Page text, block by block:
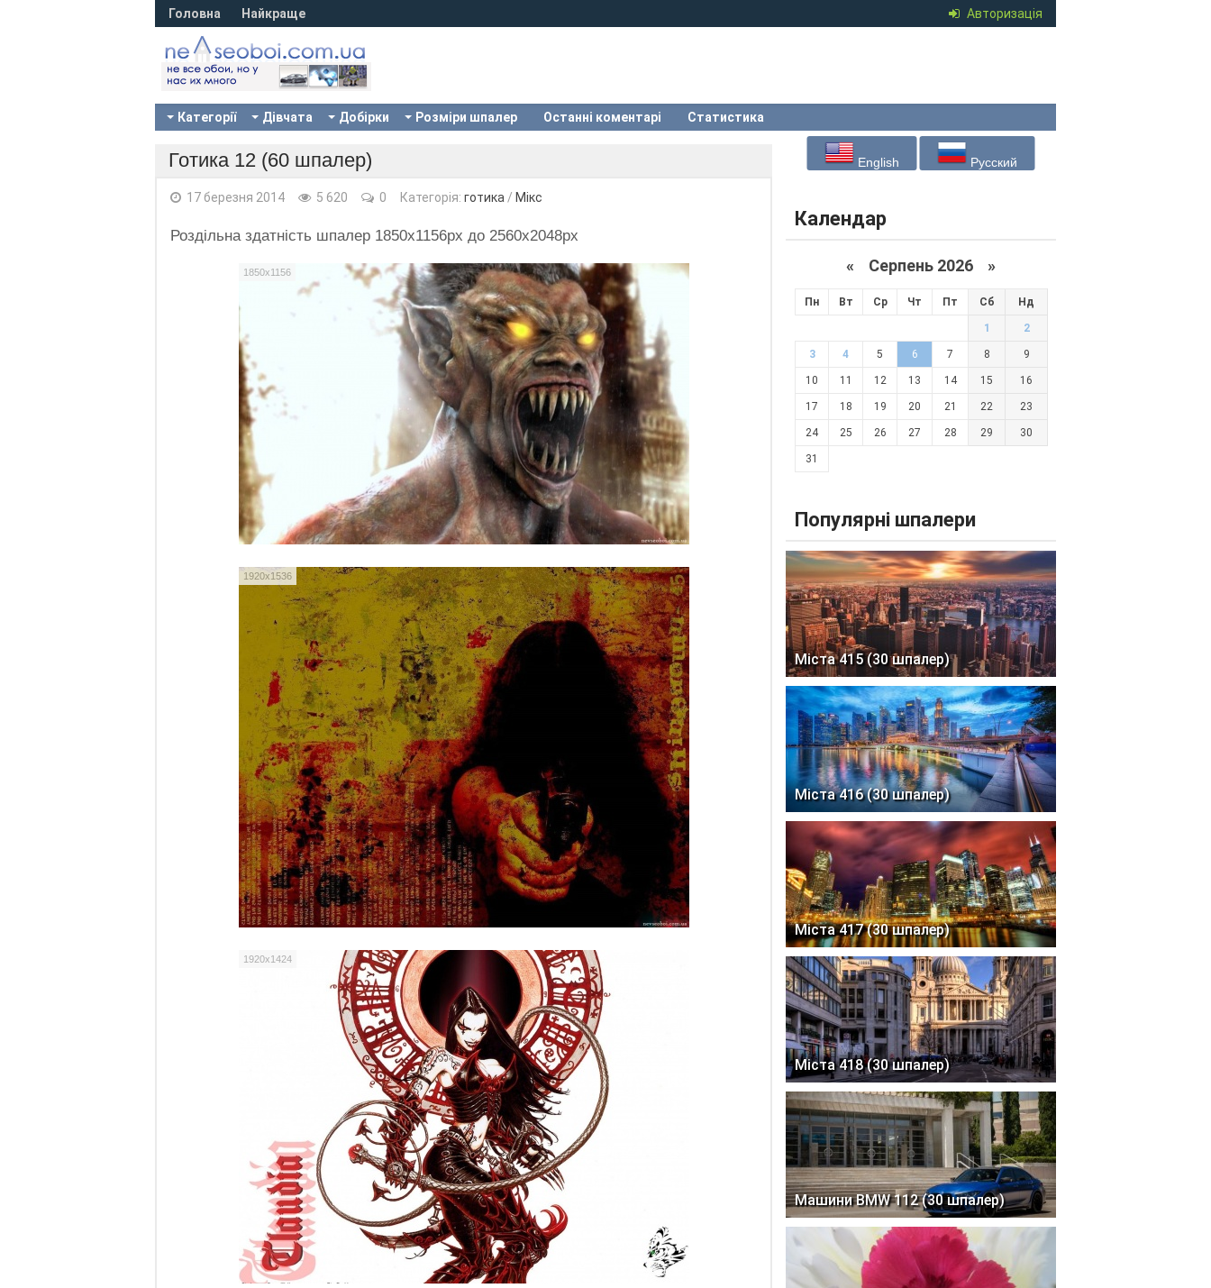
Авторизація
Головна Найкраще
Категорії Дівчата Добірки Розміри шпалер Останні коментарі Статистика
Готика 12 (60 шпалер)
17 березня 2014 5 620 0 Категорія: готика / Мікс
Роздільна здатність шпалер 1850x1156px до 2560x2048px
1850x1156
1920x1536
1920x1424
English Русский
Календар
« Серпень 2026 »
Пн Вт Ср Чт Пт Сб Нд
1 2
3 4 5 6 7 8 9
10 11 12 13 14 15 16
17 18 19 20 21 22 23
24 25 26 27 28 29 30
31
Популярні шпалери
Міста 415 (30 шпалер)
Міста 416 (30 шпалер)
Міста 417 (30 шпалер)
Міста 418 (30 шпалер)
Машини BMW 112 (30 шпалер)